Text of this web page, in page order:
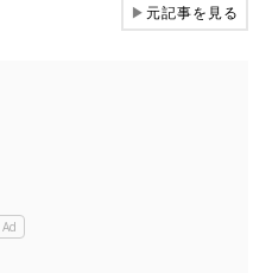
▶元記事を見る